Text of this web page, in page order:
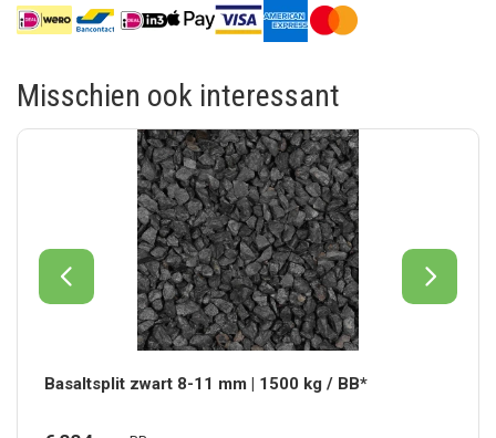
Misschien ook interessant
Basaltsplit zwart 8-11 mm | 1500 kg / BB*